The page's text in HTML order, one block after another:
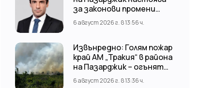
за законови промени
срещу риска от
наводнения
6 август 2026 г. в 13:56 ч.
Извънредно: Голям пожар
край АМ „Тракия“ в района
на Пазарджик – огънят
обхвана и лозови масиви
6 август 2026 г. в 13:36 ч.